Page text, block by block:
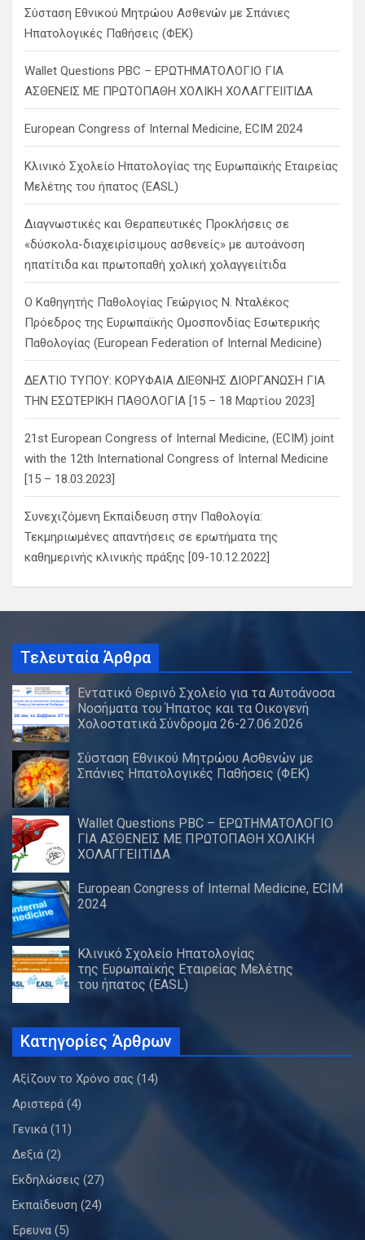
Σύσταση Εθνικού Μητρώου Ασθενών με Σπάνιες
Ηπατολογικές Παθήσεις (ΦΕΚ)
Wallet Questions PBC – ΕΡΩΤΗΜΑΤΟΛΟΓΙΟ ΓΙΑ
ΑΣΘΕΝΕΙΣ ΜΕ ΠΡΩΤΟΠΑΘΗ ΧΟΛΙΚΗ ΧΟΛΑΓΓΕΙΙΤΙΔΑ
European Congress of Internal Medicine, ECIM 2024
Κλινικό Σχολείο Ηπατολογίας της Ευρωπαϊκής Εταιρείας
Μελέτης του ήπατος (EASL)
Διαγνωστικές και Θεραπευτικές Προκλήσεις σε
«δύσκολα-διαχειρίσιμους ασθενείς» με αυτοάνοση
ηπατίτιδα και πρωτοπαθή χολική χολαγγειίτιδα
Ο Καθηγητής Παθολογίας Γεώργιος Ν. Νταλέκος
Πρόεδρος της Ευρωπαϊκής Ομοσπονδίας Εσωτερικής
Παθολογίας (European Federation of Internal Medicine)
ΔΕΛΤΙΟ ΤΥΠΟΥ: ΚΟΡΥΦΑΙΑ ΔΙΕΘΝΗΣ ΔΙΟΡΓΑΝΩΣΗ ΓΙΑ
ΤΗΝ ΕΣΩΤΕΡΙΚΗ ΠΑΘΟΛΟΓΙΑ [15 – 18 Μαρτίου 2023]
21st European Congress of Internal Medicine, (ECIM) joint
with the 12th International Congress of Internal Medicine
[15 – 18.03.2023]
Συνεχιζόμενη Εκπαίδευση στην Παθολογία:
Τεκμηριωμένες απαντήσεις σε ερωτήματα της
καθημερινής κλινικής πράξης [09-10.12.2022]
Τελευταία Άρθρα
Εντατικό Θερινό Σχολείο για τα Αυτοάνοσα
Νοσήματα του Ήπατος και τα Οικογενή
Χολοστατικά Σύνδρομα 26-27.06.2026
Σύσταση Εθνικού Μητρώου Ασθενών με
Σπάνιες Ηπατολογικές Παθήσεις (ΦΕΚ)
Wallet Questions PBC – ΕΡΩΤΗΜΑΤΟΛΟΓΙΟ
ΓΙΑ ΑΣΘΕΝΕΙΣ ΜΕ ΠΡΩΤΟΠΑΘΗ ΧΟΛΙΚΗ
ΧΟΛΑΓΓΕΙΙΤΙΔΑ
European Congress of Internal Medicine, ECIM
2024
Κλινικό Σχολείο Ηπατολογίας
της Ευρωπαϊκής Εταιρείας Μελέτης
του ήπατος (EASL)
Κατηγορίες Άρθρων
Αξίζουν το Χρόνο σας (14)
Αριστερά (4)
Γενικά (11)
Δεξιά (2)
Εκδηλώσεις (27)
Εκπαίδευση (24)
Έρευνα (5)